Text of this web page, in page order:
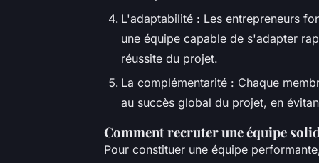
L'adaptabilité : Les entrepreneurs
une équipe capable de s'adapter
réussite du projet.
La complémentarité : Chaque
au succès global du projet, en
Comment recruter une équipe
Pour constituer une équipe